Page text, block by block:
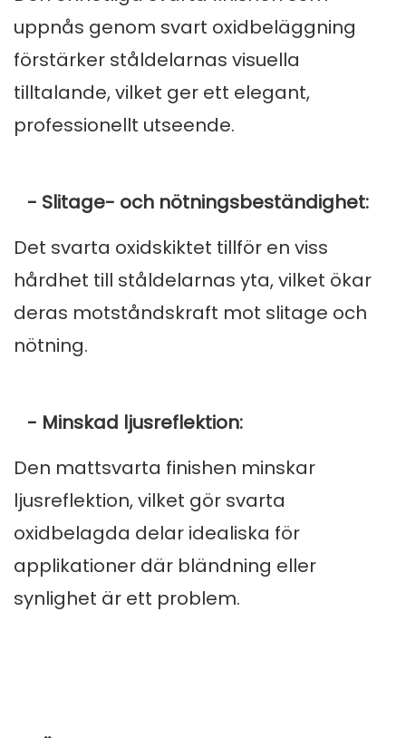
uppnås genom svart oxidbeläggning
förstärker ståldelarnas visuella
tilltalande, vilket ger ett elegant,
professionellt utseende.
- Slitage- och nötningsbeständighet:
Det svarta oxidskiktet tillför en viss
hårdhet till ståldelarnas yta, vilket ökar
deras motståndskraft mot slitage och
nötning.
- Minskad ljusreflektion:
Den mattsvarta finishen minskar
ljusreflektion, vilket gör svarta
oxidbelagda delar idealiska för
applikationer där bländning eller
synlighet är ett problem.